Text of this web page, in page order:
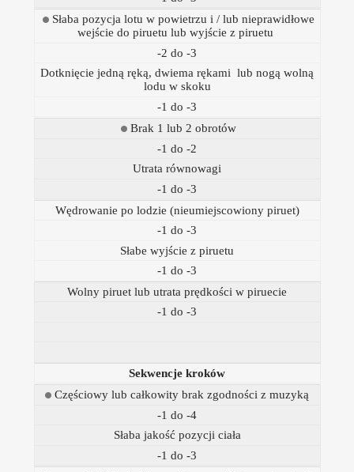
Słaba pozycja lotu w powietrzu i / lub nieprawidłowe
wejście do piruetu lub wyjście z piruetu
-2 do -3
Dotknięcie jedną ręką, dwiema rękami lub nogą wolną
lodu w skoku
-1 do -3
Brak 1 lub 2 obrotów
-1 do -2
Utrata równowagi
-1 do -3
Wędrowanie po lodzie (nieumiejscowiony piruet)
-1 do -3
Słabe wyjście z piruetu
-1 do -3
Wolny piruet lub utrata prędkości w piruecie
-1 do -3
Sekwencje kroków
Częściowy lub całkowity brak zgodności z muzyką
-1 do -4
Słaba jakość pozycji ciała
-1 do -3